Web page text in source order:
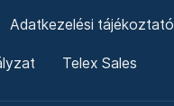
Adatkezelési tájékoztató
Telex Sales